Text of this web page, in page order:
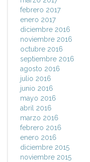
febrero 2017
enero 2017
diciembre 2016
noviembre 2016
octubre 2016
septiembre 2016
agosto 2016
julio 2016
junio 2016
mayo 2016
abril 2016
marzo 2016
febrero 2016
enero 2016
diciembre 2015
noviembre 2015